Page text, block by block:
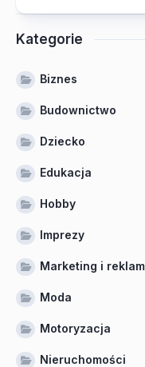
Kategorie
Biznes
Budownictwo
Dziecko
Edukacja
Hobby
Imprezy
Marketing i
Moda
Motoryzacja
Nieruchomości